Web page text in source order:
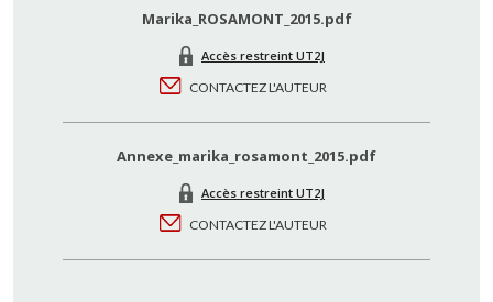
Marika_ROSAMONT_2015.pdf
Accès restreint UT2J
CONTACTEZ L'AUTEUR
Annexe_marika_rosamont_2015.pdf
Accès restreint UT2J
CONTACTEZ L'AUTEUR